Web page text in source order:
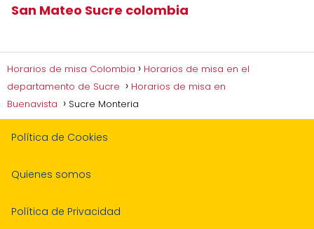
San Mateo Sucre colombia
Horarios de misa Colombia
Horarios de misa en el
departamento de Sucre
Horarios de misa en
Buenavista
Sucre Monteria
Política de Cookies
Quienes somos
Política de Privacidad